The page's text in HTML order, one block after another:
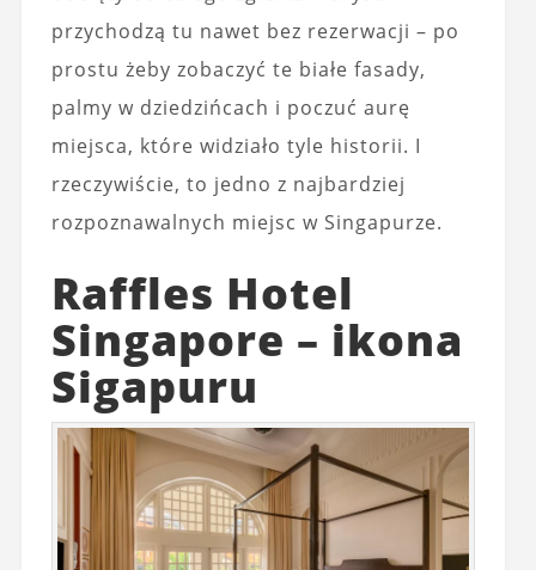
przychodzą tu nawet bez rezerwacji – po
prostu żeby zobaczyć te białe fasady,
palmy w dziedzińcach i poczuć aurę
miejsca, które widziało tyle historii. I
rzeczywiście, to jedno z najbardziej
rozpoznawalnych miejsc w Singapurze.
Raffles Hotel
Singapore – ikona
Sigapuru